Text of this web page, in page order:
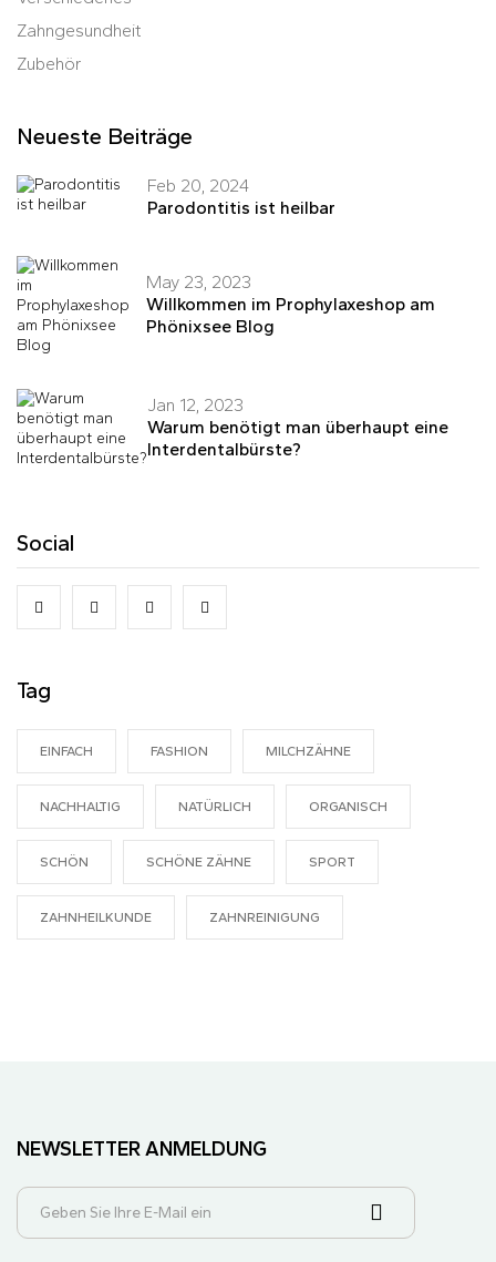
Zahngesundheit
Zubehör
Neueste Beiträge
Feb 20, 2024
Parodontitis ist heilbar
May 23, 2023
Willkommen im Prophylaxeshop am
Phönixsee Blog
Jan 12, 2023
Warum benötigt man überhaupt eine
Interdentalbürste?
Social
Tag
EINFACH FASHION MILCHZÄHNE
NACHHALTIG NATÜRLICH ORGANISCH
SCHÖN SCHÖNE ZÄHNE SPORT
ZAHNHEILKUNDE ZAHNREINIGUNG
NEWSLETTER ANMELDUNG